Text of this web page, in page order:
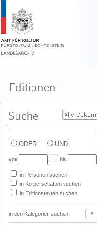
ODER UND
von bis
in Personen suchen
in Körperschaften suchen
in Editionstexten suchen
in den Kategorien suchen